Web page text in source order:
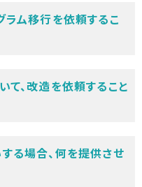
ラム移行を依頼するこ
て、改造を依頼すること
る場合、何を提供させ